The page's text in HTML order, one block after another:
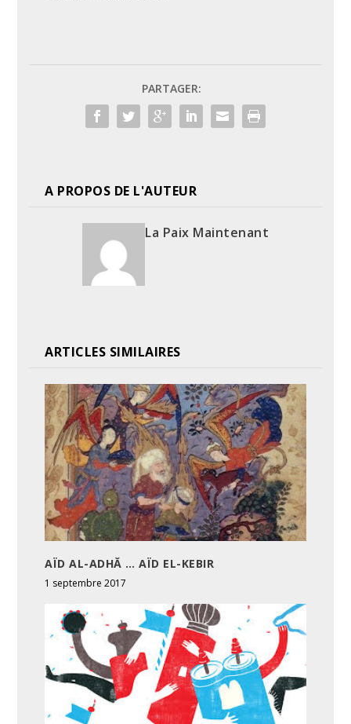
PARTAGER:
A PROPOS DE L'AUTEUR
La Paix Maintenant
ARTICLES SIMILAIRES
AÏD AL-ADHĂ … AÏD EL-KEBIR
1 septembre 2017